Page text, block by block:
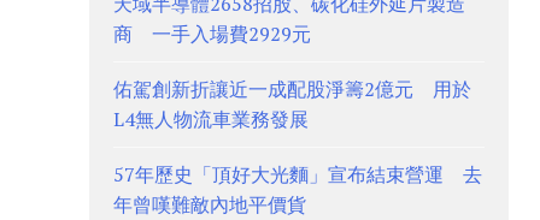
商 一手入場費2929元
佑駕創新折讓近一成配股淨籌2億元 用於
L4無人物流車業務發展
57年歷史「頂好大光麵」宣布結束營運 去
年曾嘆難敵內地平價貨